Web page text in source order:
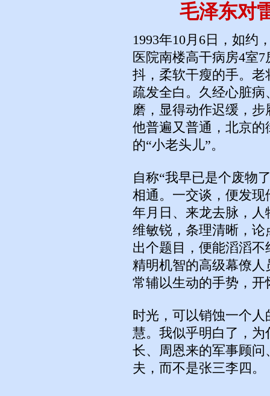
毛泽东对
1993年10月6日，如约
医院南楼高干病房4室
抖，柔软干瘦的手。
疏发全白。久经心脏
磨，显得动作迟缓，
他普遍又普通，北京
的“小老头儿”。
自称“我早已是个废物
相通。一交谈，便发
年月日、来龙去脉，
维敏锐，条理清晰，
出个题目，便能滔滔
精明机智的高级幕僚
常辅以生动的手势，开
时光，可以销蚀一个
慧。我似乎明白了，
长、周恩来的军事顾
夫，而不是张三李四。